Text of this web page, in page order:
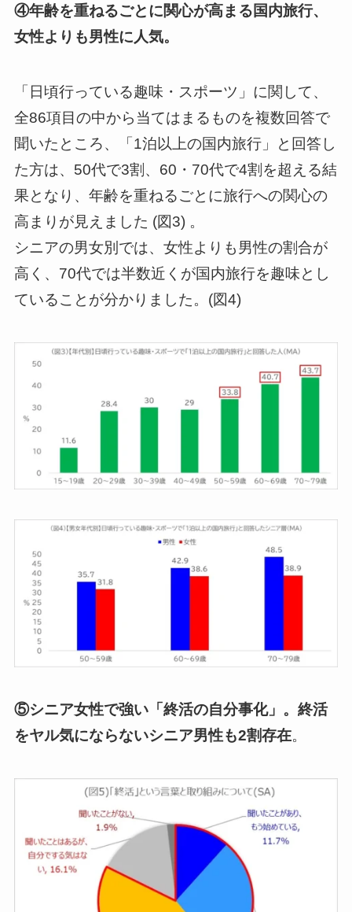
④年齢を重ねるごとに関心が高まる国内旅行、
女性よりも男性に人気。
「日頃行っている趣味・スポーツ」に関して、
全86項目の中から当てはまるものを複数回答で
聞いたところ、「1泊以上の国内旅行」と回答し
た方は、50代で3割、60・70代で4割を超える結
果となり、年齢を重ねるごとに旅行への関心の
高まりが見えました (図3) 。
シニアの男女別では、女性よりも男性の割合が
高く、70代では半数近くが国内旅行を趣味とし
ていることが分かりました。(図4)
⑤シニア女性で強い「終活の自分事化」。終活
をヤル気にならないシニア男性も2割存在。